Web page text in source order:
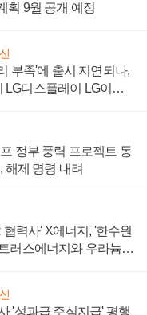
획 9월 공개 예정
부족'에 출시 지연되나,
LG디스플레이 LG이노
정부 풍력 프로젝트 동
해제 명령 내려
력사' X에너지, '한수원
러스에너지와 우라늄
'성과급 주식지급' 평행